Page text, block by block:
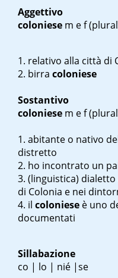
Aggettivo
coloniese m ef
relativo alla città di
birra coloniese
Sostantivo
coloniese m ef
abitante o nativo
distretto
ho incontrato un
(linguistica)
di Colonia e nei
il coloniese è uno
documentati
Sillabazione
co | lo | nié |se